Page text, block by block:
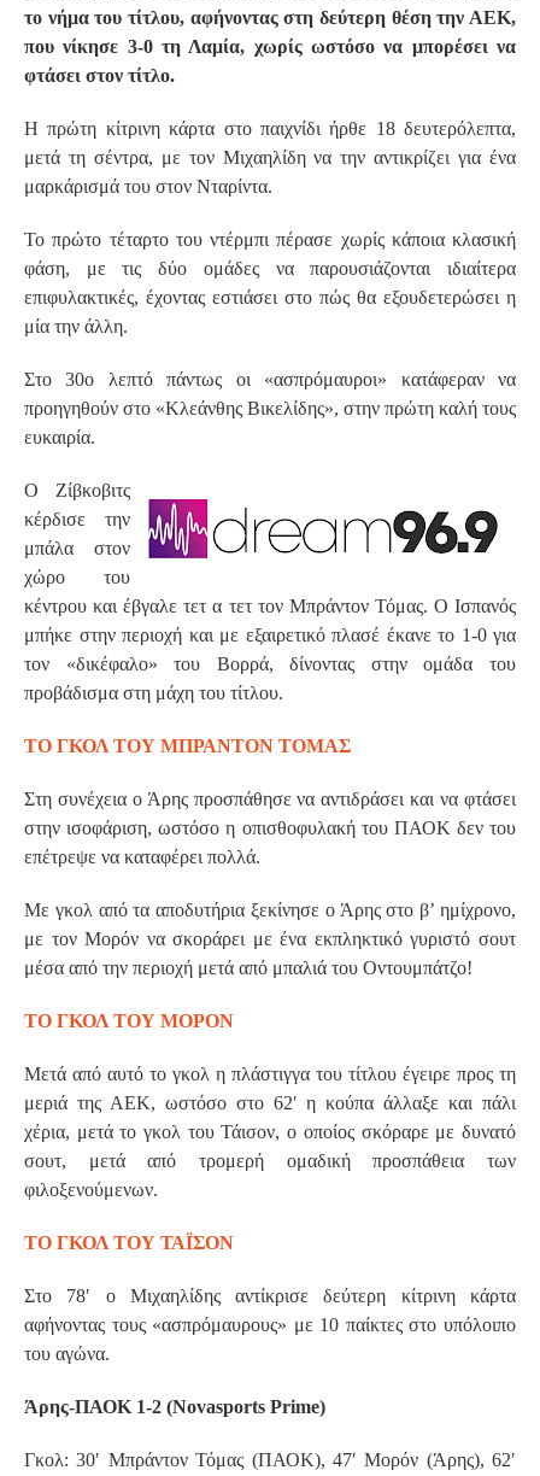
το νήμα του τίτλου, αφήνοντας στη δεύτερη θέση την ΑΕΚ,
που νίκησε 3-0 τη Λαμία, χωρίς ωστόσο να μπορέσει να
φτάσει στον τίτλο.
Η πρώτη κίτρινη κάρτα στο παιχνίδι ήρθε 18 δευτερόλεπτα,
μετά τη σέντρα, με τον Μιχαηλίδη να την αντικρίζει για ένα
μαρκάρισμά του στον Νταρίντα.
Το πρώτο τέταρτο του ντέρμπι πέρασε χωρίς κάποια κλασική
φάση, με τις δύο ομάδες να παρουσιάζονται ιδιαίτερα
επιφυλακτικές, έχοντας εστιάσει στο πώς θα εξουδετερώσει η
μία την άλλη.
Στο 30ο λεπτό πάντως οι «ασπρόμαυροι» κατάφεραν να
προηγηθούν στο «Κλεάνθης Βικελίδης», στην πρώτη καλή τους
ευκαιρία.
Ο Ζίβκοβιτς
κέρδισε την
μπάλα στον
χώρο του
κέντρου και έβγαλε τετ α τετ τον Μπράντον Τόμας. Ο Ισπανός
μπήκε στην περιοχή και με εξαιρετικό πλασέ έκανε το 1-0 για
τον «δικέφαλο» του Βορρά, δίνοντας στην ομάδα του
προβάδισμα στη μάχη του τίτλου.
ΤΟ ΓΚΟΛ ΤΟΥ ΜΠΡΑΝΤΟΝ ΤΟΜΑΣ
Στη συνέχεια ο Άρης προσπάθησε να αντιδράσει και να φτάσει
στην ισοφάριση, ωστόσο η οπισθοφυλακή του ΠΑΟΚ δεν του
επέτρεψε να καταφέρει πολλά.
Με γκολ από τα αποδυτήρια ξεκίνησε ο Άρης στο β’ ημίχρονο,
με τον Μορόν να σκοράρει με ένα εκπληκτικό γυριστό σουτ
μέσα από την περιοχή μετά από μπαλιά του Οντουμπάτζο!
ΤΟ ΓΚΟΛ ΤΟΥ ΜΟΡΟΝ
Μετά από αυτό το γκολ η πλάστιγγα του τίτλου έγειρε προς τη
μεριά της ΑΕΚ, ωστόσο στο 62′ η κούπα άλλαξε και πάλι
χέρια, μετά το γκολ του Τάισον, ο οποίος σκόραρε με δυνατό
σουτ, μετά από τρομερή ομαδική προσπάθεια των
φιλοξενούμενων.
ΤΟ ΓΚΟΛ ΤΟΥ ΤΑΪΣΟΝ
Στο 78′ ο Μιχαηλίδης αντίκρισε δεύτερη κίτρινη κάρτα
αφήνοντας τους «ασπρόμαυρους» με 10 παίκτες στο υπόλοιπο
του αγώνα.
Άρης-ΠΑΟΚ 1-2 (Novasports Prime)
Γκολ: 30′ Μπράντον Τόμας (ΠΑΟΚ), 47′ Μορόν (Άρης), 62′